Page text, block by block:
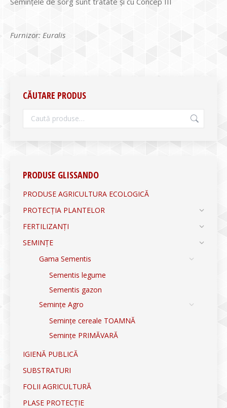
Furnizor: Euralis
CĂUTARE PRODUS
PRODUSE GLISSANDO
PRODUSE AGRICULTURA ECOLOGICĂ
PROTECȚIA PLANTELOR
FERTILIZANȚI
SEMINȚE
Gama Sementis
Sementis legume
Sementis gazon
Semințe Agro
Semințe cereale TOAMNĂ
Semințe PRIMĂVARĂ
IGIENĂ PUBLICĂ
SUBSTRATURI
FOLII AGRICULTURĂ
PLASE PROTECȚIE